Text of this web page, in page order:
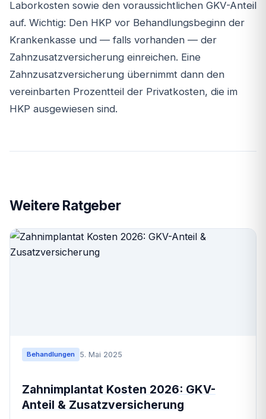
Laborkosten sowie den voraussichtlichen GKV-Anteil
auf. Wichtig: Den HKP vor Behandlungsbeginn der
Krankenkasse und — falls vorhanden — der
Zahnzusatzversicherung einreichen. Eine
Zahnzusatzversicherung übernimmt dann den
vereinbarten Prozentteil der Privatkosten, die im
HKP ausgewiesen sind.
Weitere Ratgeber
Behandlungen 5. Mai 2025
Zahnimplantat Kosten 2026: GKV-
Anteil & Zusatzversicherung